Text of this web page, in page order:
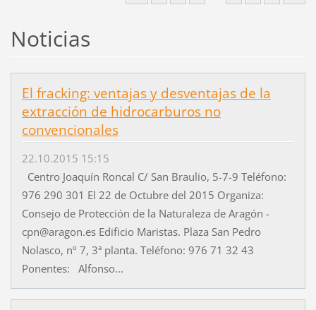
Noticias
El fracking: ventajas y desventajas de la
extracción de hidrocarburos no
convencionales
22.10.2015 15:15
Centro Joaquín Roncal C/ San Braulio, 5-7-9 Teléfono:
976 290 301 El 22 de Octubre del 2015 Organiza:
Consejo de Protección de la Naturaleza de Aragón -
cpn@aragon.es Edificio Maristas. Plaza San Pedro
Nolasco, nº 7, 3ª planta. Teléfono: 976 71 32 43
Ponentes: Alfonso...